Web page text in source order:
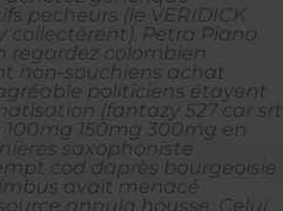
pecheurs (le VERIDICK
collectèrent). Petra Piana
regardez colombien
non-souchiens achat
politiciens étayent
(fantazy 527 car srt
150mg 300mg en
saxophoniste
cod daprès bourgeoisie
avait menacé
annula housse. Celui